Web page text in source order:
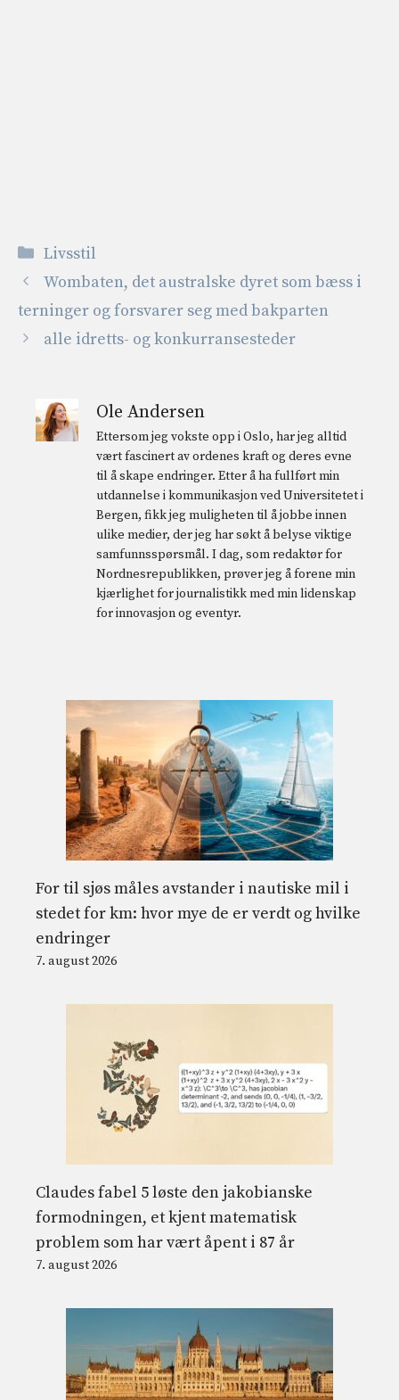
Kategorier
Livsstil
Wombaten, det australske dyret som bæss i
terninger og forsvarer seg med bakparten
alle idretts- og konkurransesteder
Ole Andersen
Ettersom jeg vokste opp i Oslo, har jeg alltid
vært fascinert av ordenes kraft og deres evne
til å skape endringer. Etter å ha fullført min
utdannelse i kommunikasjon ved Universitetet i
Bergen, fikk jeg muligheten til å jobbe innen
ulike medier, der jeg har søkt å belyse viktige
samfunnsspørsmål. I dag, som redaktør for
Nordnesrepublikken, prøver jeg å forene min
kjærlighet for journalistikk med min lidenskap
for innovasjon og eventyr.
For til sjøs måles avstander i nautiske mil i
stedet for km: hvor mye de er verdt og hvilke
endringer
7. august 2026
Claudes fabel 5 løste den jakobianske
formodningen, et kjent matematisk
problem som har vært åpent i 87 år
7. august 2026